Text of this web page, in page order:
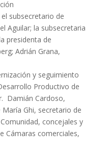
subsecretario de
Aguilar; la subsecretaria
presidenta de
Adrián Grana,
y seguimiento
Productivo de
Damián Cardoso,
Ghi, secretario de
concejales y
Cámaras comerciales,